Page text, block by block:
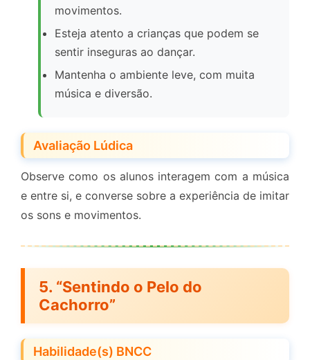
movimentos.
Esteja atento a crianças que podem se
sentir inseguras ao dançar.
Mantenha o ambiente leve, com muita
música e diversão.
Avaliação Lúdica
Observe como os alunos interagem com a música
e entre si, e converse sobre a experiência de imitar
os sons e movimentos.
5. “Sentindo o Pelo do
Cachorro”
Habilidade(s) BNCC